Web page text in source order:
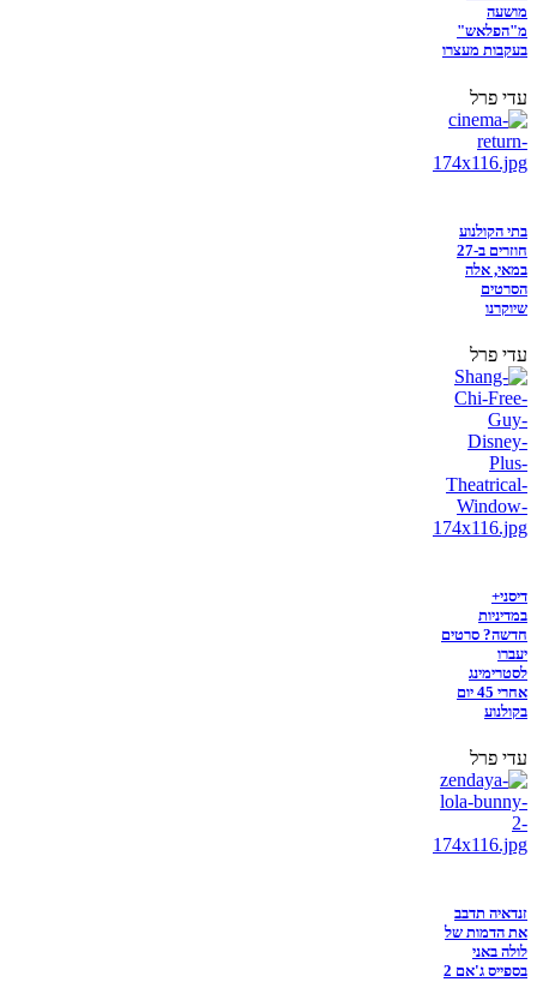
מושעה
מ"הפלאש"
בעקבות מעצרו
עדי פרל
בתי הקולנוע
חוזרים ב-27
במאי, אלה
הסרטים
שיוקרנו
עדי פרל
דיסני+
במדיניות
חדשה? סרטים
יעברו
לסטרימינג
אחרי 45 יום
בקולנוע
עדי פרל
זנדאיה תדבב
את הדמות של
לולה באני
בספייס ג'אם 2